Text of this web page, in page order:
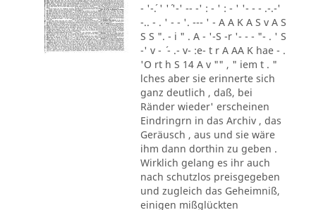
- '-´. ' '´ '-' -- -' : - ' : - ' '- - - .-.-'
-.. - . ' - - '. --- ' - A A K A S v A S
S S ". - i " . A - '-S -r '- - - "- . ' S
-' v - ´ - .- v- :e- t r A AA K hae - .
'O rt h S 14 A v "" , " iem t . "
lches aber sie erinnerte sich
ganz deutlich , daß, bei
Ränder wieder' erscheinen
Eindringrn in das Archiv , das
Geräusch , aus und sie wäre
ihm dann dorthin zu geben .
Wirklich gelang es ihr auch
nach schutzlos preisgegeben
und zugleich das Geheimniß,
einigen mißglückten